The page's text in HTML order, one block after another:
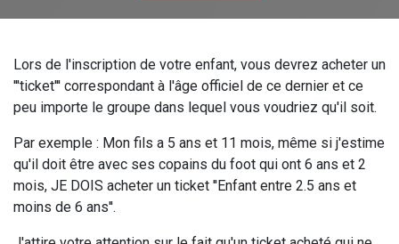
Lors de l'inscription de votre enfant, vous devrez acheter un
'''ticket''' correspondant à l'âge officiel de ce dernier et ce
peu importe le groupe dans lequel vous voudriez qu'il soit.
Par exemple : Mon fils a 5 ans et 11 mois, même si j'estime
qu'il doit être avec ses copains du foot qui ont 6 ans et 2
mois, JE DOIS acheter un ticket ''Enfant entre 2.5 ans et
moins de 6 ans''.